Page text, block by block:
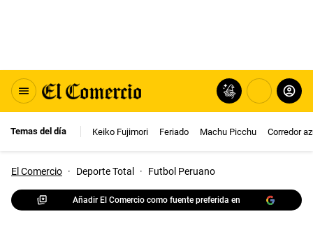
Temas del día Keiko Fujimori Feriado Machu Picchu Corredor
El Comercio · Deporte Total · Futbol Peruano
Añadir El Comercio como fuente preferida en